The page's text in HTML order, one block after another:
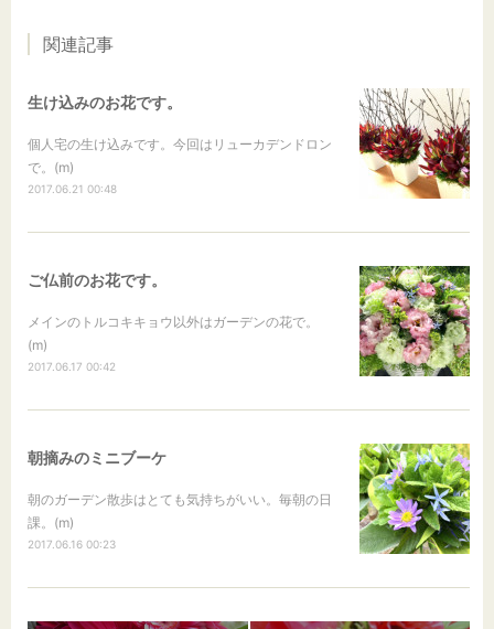
関連記事
生け込みのお花です。
個人宅の生け込みです。今回はリューカデンドロン
で。(m)
2017.06.21 00:48
ご仏前のお花です。
メインのトルコキキョウ以外はガーデンの花で。
(m)
2017.06.17 00:42
朝摘みのミニブーケ
朝のガーデン散歩はとても気持ちがいい。毎朝の日
課。(m)
2017.06.16 00:23